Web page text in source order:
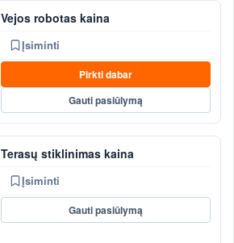
Vejos robotas kaina
Įsiminti
Pirkti dabar
Gauti pasiūlymą
Terasų stiklinimas kaina
Įsiminti
Gauti pasiūlymą